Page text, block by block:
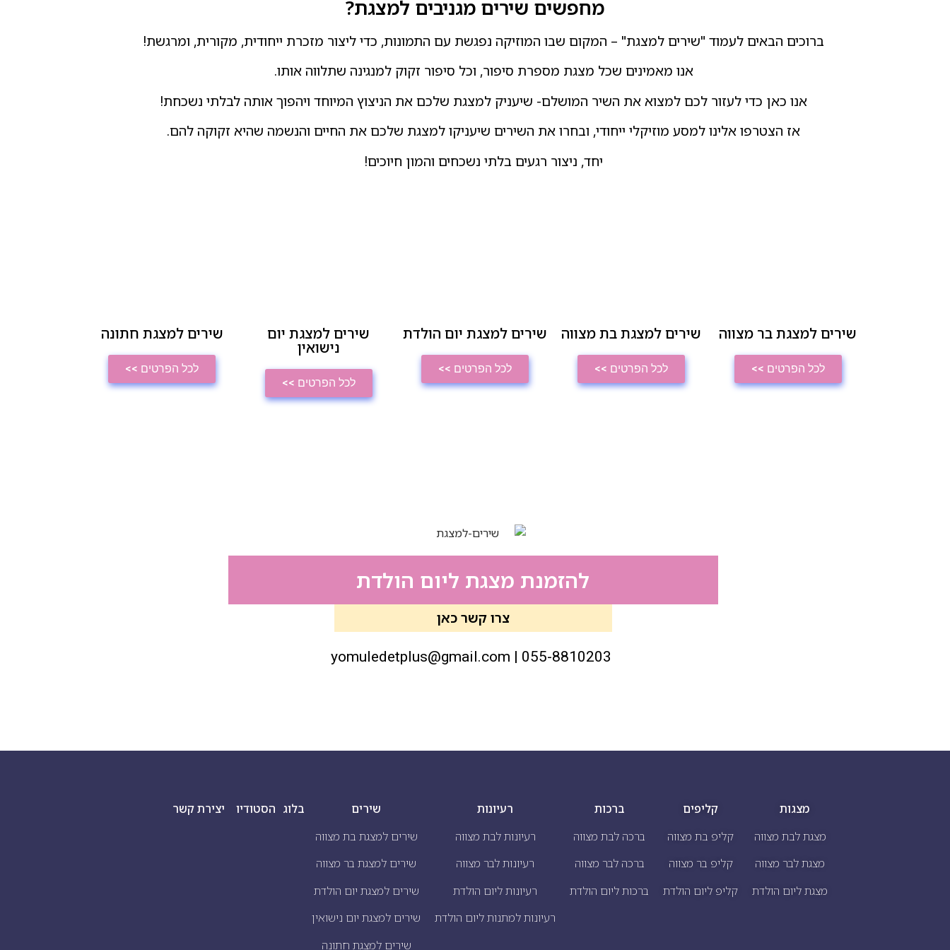
מחפשים שירים מגניבים למצגת?
ברוכים הבאים לעמוד "שירים למצגת" – המקום שבו המוזיקה נפגשת עם התמונות, כדי ליצור מזכרת ייחודית, מקורית, ומרגשת!
אנו מאמינים שכל מצגת מספרת סיפור, וכל סיפור זקוק למנגינה שתלווה אותו.
אנו כאן כדי לעזור לכם למצוא את השיר המושלם- שיעניק למצגת שלכם את הניצוץ המיוחד ויהפוך אותה לבלתי נשכחת!
אז הצטרפו אלינו למסע מוזיקלי ייחודי, ובחרו את השירים שיעניקו למצגת שלכם את החיים והנשמה שהיא זקוקה להם.
יחד, ניצור רגעים בלתי נשכחים והמון חיוכים!
שירים למצגת בר מצווה
לכל הפרטים >>
שירים למצגת בת מצווה
לכל הפרטים >>
שירים למצגת יום הולדת
לכל הפרטים >>
שירים למצגת יום
נישואין
לכל הפרטים >>
שירים למצגת חתונה
לכל הפרטים >>
להזמנת מצגת ליום הולדת
צרו קשר כאן
מצגות
מצגת לבת מצווה
מצגת לבר מצווה
מצגת ליום הולדת
קליפים
קליפ בת מצווה
קליפ בר מצווה
קליפ ליום הולדת
ברכות
ברכה לבת מצווה
ברכה לבר מצווה
ברכות ליום הולדת
רעיונות
רעיונות לבת מצווה
רעיונות לבר מצווה
רעיונות ליום הולדת
רעיונות למתנות ליום הולדת
שירים
שירים למצגת בת מצווה
שירים למצגת בר מצווה
שירים למצגת יום הולדת
שירים למצגת יום נישואין
שירים למצגת חתונה
בלוג הסטודיו יצירת קשר